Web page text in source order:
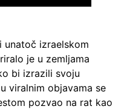
unatoč izraelskom
je u zemljama
bi izrazili svoju
viralnim objavama se
pozvao na rat kao